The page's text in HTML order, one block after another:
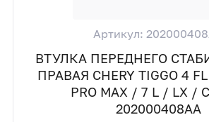
Артикул:
ВТУЛКА ПЕРЕДНЕГО
ПРАВАЯ CHERY TIGGO 4
PRO MAX / 7 L / LX /
202000408AA